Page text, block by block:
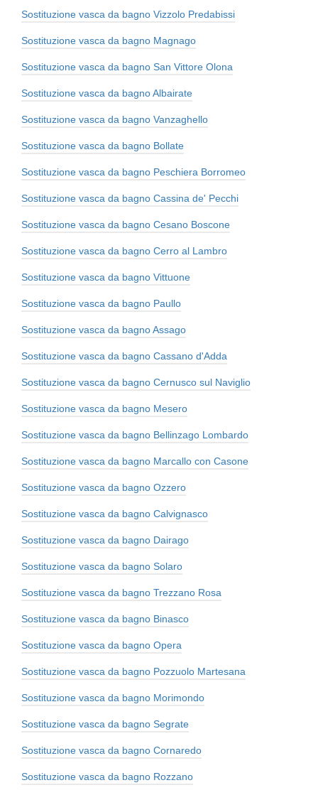
Sostituzione vasca da bagno Vizzolo Predabissi
Sostituzione vasca da bagno Magnago
Sostituzione vasca da bagno San Vittore Olona
Sostituzione vasca da bagno Albairate
Sostituzione vasca da bagno Vanzaghello
Sostituzione vasca da bagno Bollate
Sostituzione vasca da bagno Peschiera Borromeo
Sostituzione vasca da bagno Cassina de' Pecchi
Sostituzione vasca da bagno Cesano Boscone
Sostituzione vasca da bagno Cerro al Lambro
Sostituzione vasca da bagno Vittuone
Sostituzione vasca da bagno Paullo
Sostituzione vasca da bagno Assago
Sostituzione vasca da bagno Cassano d'Adda
Sostituzione vasca da bagno Cernusco sul Naviglio
Sostituzione vasca da bagno Mesero
Sostituzione vasca da bagno Bellinzago Lombardo
Sostituzione vasca da bagno Marcallo con Casone
Sostituzione vasca da bagno Ozzero
Sostituzione vasca da bagno Calvignasco
Sostituzione vasca da bagno Dairago
Sostituzione vasca da bagno Solaro
Sostituzione vasca da bagno Trezzano Rosa
Sostituzione vasca da bagno Binasco
Sostituzione vasca da bagno Opera
Sostituzione vasca da bagno Pozzuolo Martesana
Sostituzione vasca da bagno Morimondo
Sostituzione vasca da bagno Segrate
Sostituzione vasca da bagno Cornaredo
Sostituzione vasca da bagno Rozzano